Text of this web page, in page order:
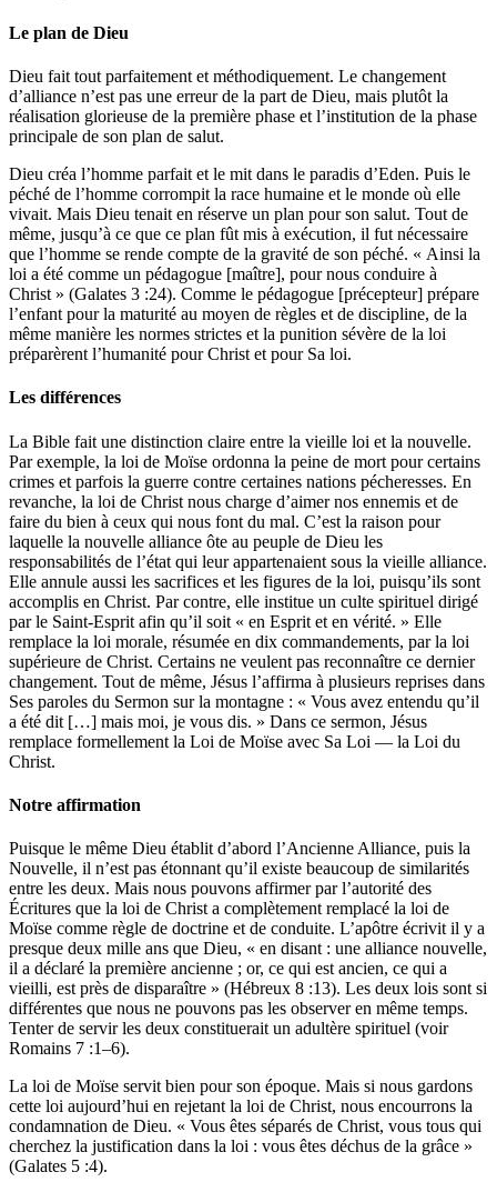
Le plan de Dieu
Dieu fait tout parfaitement et méthodiquement. Le changement
d’alliance n’est pas une erreur de la part de Dieu, mais plutôt la
réalisation glorieuse de la première phase et l’institution de la phase
principale de son plan de salut.
Dieu créa l’homme parfait et le mit dans le paradis d’Eden. Puis le
péché de l’homme corrompit la race humaine et le monde où elle
vivait. Mais Dieu tenait en réserve un plan pour son salut. Tout de
même, jusqu’à ce que ce plan fût mis à exécution, il fut nécessaire
que l’homme se rende compte de la gravité de son péché. « Ainsi la
loi a été comme un pédagogue [maître], pour nous conduire à
Christ » (Galates 3 :24). Comme le pédagogue [précepteur] prépare
l’enfant pour la maturité au moyen de règles et de discipline, de la
même manière les normes strictes et la punition sévère de la loi
préparèrent l’humanité pour Christ et pour Sa loi.
Les différences
La Bible fait une distinction claire entre la vieille loi et la nouvelle.
Par exemple, la loi de Moïse ordonna la peine de mort pour certains
crimes et parfois la guerre contre certaines nations pécheresses. En
revanche, la loi de Christ nous charge d’aimer nos ennemis et de
faire du bien à ceux qui nous font du mal. C’est la raison pour
laquelle la nouvelle alliance ôte au peuple de Dieu les
responsabilités de l’état qui leur appartenaient sous la vieille alliance.
Elle annule aussi les sacrifices et les figures de la loi, puisqu’ils sont
accomplis en Christ. Par contre, elle institue un culte spirituel dirigé
par le Saint-Esprit afin qu’il soit « en Esprit et en vérité. » Elle
remplace la loi morale, résumée en dix commandements, par la loi
supérieure de Christ. Certains ne veulent pas reconnaître ce dernier
changement. Tout de même, Jésus l’affirma à plusieurs reprises dans
Ses paroles du Sermon sur la montagne : « Vous avez entendu qu’il
a été dit […] mais moi, je vous dis. » Dans ce sermon, Jésus
remplace formellement la Loi de Moïse avec Sa Loi — la Loi du
Christ.
Notre affirmation
Puisque le même Dieu établit d’abord l’Ancienne Alliance, puis la
Nouvelle, il n’est pas étonnant qu’il existe beaucoup de similarités
entre les deux. Mais nous pouvons affirmer par l’autorité des
Écritures que la loi de Christ a complètement remplacé la loi de
Moïse comme règle de doctrine et de conduite. L’apôtre écrivit il y a
presque deux mille ans que Dieu, « en disant : une alliance nouvelle,
il a déclaré la première ancienne ; or, ce qui est ancien, ce qui a
vieilli, est près de disparaître » (Hébreux 8 :13). Les deux lois sont si
différentes que nous ne pouvons pas les observer en même temps.
Tenter de servir les deux constituerait un adultère spirituel (voir
Romains 7 :1–6).
La loi de Moïse servit bien pour son époque. Mais si nous gardons
cette loi aujourd’hui en rejetant la loi de Christ, nous encourrons la
condamnation de Dieu. « Vous êtes séparés de Christ, vous tous qui
cherchez la justification dans la loi : vous êtes déchus de la grâce »
(Galates 5 :4).